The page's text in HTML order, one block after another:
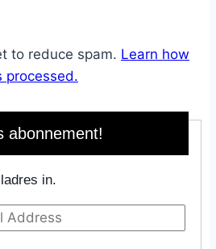
to reduce spam. Learn how
processed.
abonnement!
in.